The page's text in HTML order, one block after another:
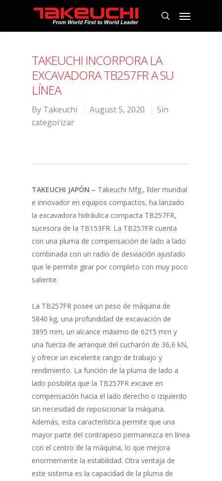
TAKEUCHI INCORPORA LA
EXCAVADORA TB257FR A SU
LÍNEA
By Takeuchi August 5, 2020
Sin
categorizar
TAKEUCHI JAPÓN – Takeuchi Mfg., líder mundial
e innovador en equipos compactos, ha lanzado
la excavadora hidráulica compacta TB257FR,
sucesora de la TB153FR. La TB257FR cuenta
con una pluma de compensación de lado a lado
combinada con un radio de desviación ajustado
que le permite girar por completo con muy poco
saliente.
La TB257FR posee un peso de máquina de
5840 kg, una profundidad de excavación de
3895 mm, un alcance máximo de 6215 mm y
una fuerza de arranque del cucharón de 36,6 kN,
y ofrece un excelente rango de trabajo y
rendimiento. La función de la pluma de lado a
lado posibilita que la TB257FR excave en
compensación hacia el lado derecho o izquierdo
sin necesidad de reposicionar la máquina.
Además, esta característica permite que una
mayor parte del contrapeso permanezca en línea
con el centro de la máquina, lo que mejora
enormemente la estabilidad. Otra ventaja de
este sistema es la capacidad de la pluma de